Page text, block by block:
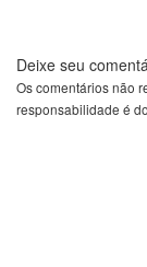
Deixe seu
Os comentários não
responsabilidade é